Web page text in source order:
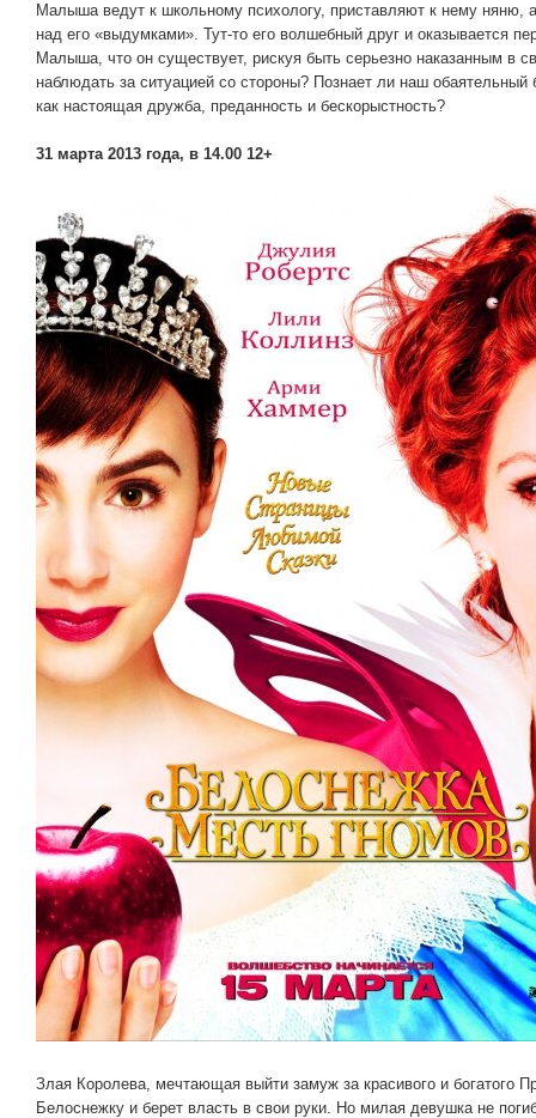
Малыша ведут к школьному психологу, приставляют к нему няню,
над его «выдумками». Тут-то его волшебный друг и оказывается
Малыша, что он существует, рискуя быть серьезно наказанным в
наблюдать за ситуацией со стороны? Познает ли наш обаятельный
как настоящая дружба, преданность и бескорыстность?
31 марта 2013 года, в 14.00 12+
Злая Королева, мечтающая выйти замуж за красивого и богатого
Белоснежку и берет власть в свои руки. Но милая девушка не